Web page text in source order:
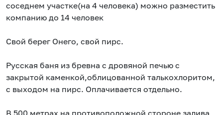
соседнем участке(на 4 человека) можно разместить
компанию до 14 человек
Свой берег Онего, свой пирс.
Русская баня из бревна с дровяной печью с
закрытой каменкой,облицованной талькохлоритом,
с выходом на пирс. Оплачивается отдельно.